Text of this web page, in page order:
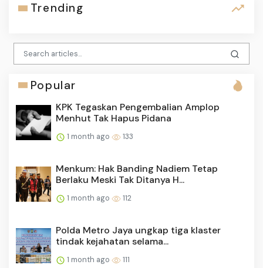
Trending
Popular
KPK Tegaskan Pengembalian Amplop
Menhut Tak Hapus Pidana
1 month ago 133
Menkum: Hak Banding Nadiem Tetap
Berlaku Meski Tak Ditanya H...
1 month ago 112
Polda Metro Jaya ungkap tiga klaster
tindak kejahatan selama...
1 month ago 111